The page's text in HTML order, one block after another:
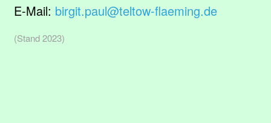
E-Mail: birgit.paul@teltow-flaeming.de
(Stand 2023)